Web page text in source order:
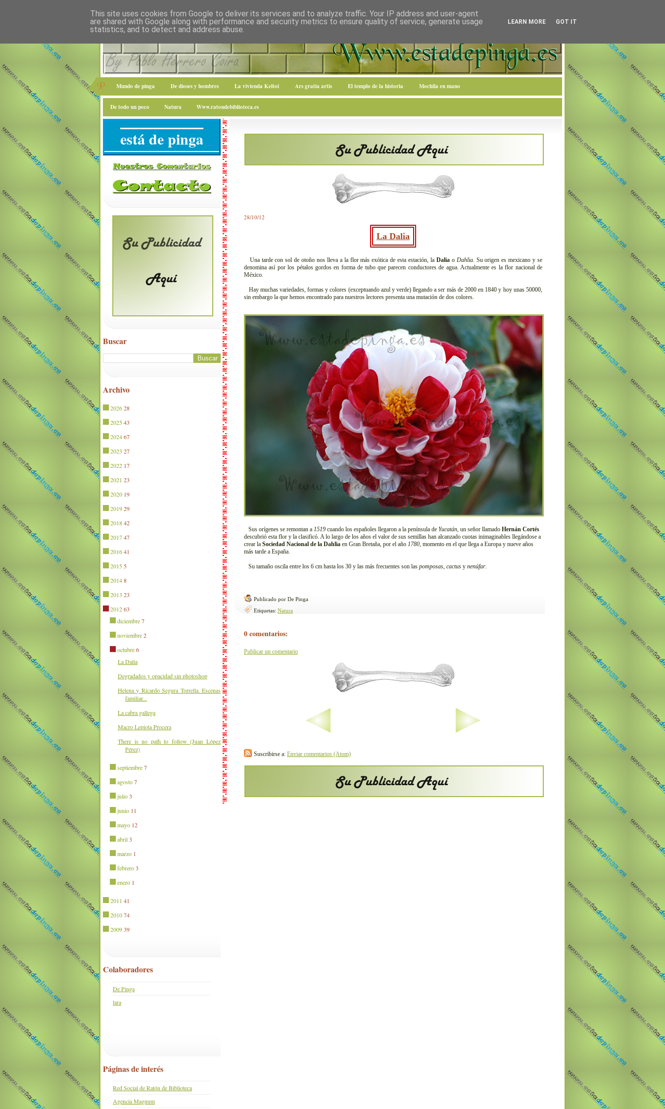
Mundo de pinga De dioses y hombres La vivienda Keltoi Ars gratia artis El templo de la historia Mochila en mano
De todo un poco Natura Www.ratondebiblioteca.es
28/10/12
La Dalia
Una tarde con sol de otoño nos lleva a la flor más exótica de esta estación, la Daliao Dahlia. Su origen es mexicano y se
denomina así por los pétalos gordos en forma de tubo que parecen conductores de agua. Actualmente es la flor nacional de
México.
Hay muchas variedades, formas y colores (exceptuando azul y verde) llegando a ser más de 2000 en 1840 y hoy unas 50000,
sin embargo la que hemos encontrado para nuestros lectores presenta una mutación de dos colores.
Sus orígenes se remontan a 1519 cuando los españoles llegaron a la península de Yucatán, un señor llamado Hernán Cortés
descubrió esta flor y la clasificó. A lo largo de los años el valor de sus semillas han alcanzado cuotas inimaginables llegándose a
crear la Sociedad Nacional de la Dahlia en Gran Bretaña, por el año 1780, momento en el que llega a Europa y nueve años
más tarde a España.
Su tamaño oscila entre los 6 cm hasta los 30 y las más frecuentes son las pomposas, cactus y nenúfar.
Publicado por De Pinga
Etiquetas: Natura
0 comentarios:
Publicar un comentario
Suscribirse a: Enviar comentarios (Atom)
está de pinga
Buscar
Archivo
202628
202543
202467
2023 27
2022 17
2021 23
2020 19
201929
201842
201747
201641
2015 5
20148
2013 23
201263
diciembre 7
noviembre 2
octubre 6
La Dalia
Degradados y opacidad sin photoshop
Helena y Ricardo Segura Torrella. Escenas
familiar...
La cabra gallega
Macro Lepiota Procera
There is no path to follow (Juan López
Pérez)
septiembre 7
agosto 7
julio 3
junio 11
mayo 12
abril 3
marzo 1
febrero 3
enero 1
2011 41
201074
200939
Colaboradores
De Pinga
lara
Páginas de interés
Red Social de Ratón de Biblioteca
Agencia Magnum
This site uses cookies from Google to deliver its services and to analyze traffic. Your IP address and user-agent
are shared with Google along with performance and security metrics to ensure quality of service, generate usage
statistics, and to detect and address abuse.
LEARN MORE GOT IT